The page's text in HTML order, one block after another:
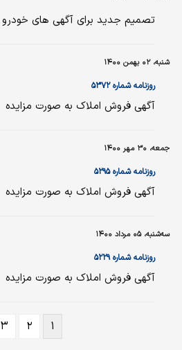
تصمیم جدید برای آگهی های خودرو
شنبه، ۰۲ بهمن ۱۴۰۰
روزنامه شماره ۵۳۷۲
آگهی فروش املاک به صورت مزایده
جمعه، ۳۰ مهر ۱۴۰۰
روزنامه شماره ۵۲۹۵
آگهی فروش املاک به صورت مزایده
سه‌شنبه، ۰۵ مرداد ۱۴۰۰
روزنامه شماره ۵۲۲۹
آگهی فروش املاک به صورت مزایده
۱ ۲ ۳